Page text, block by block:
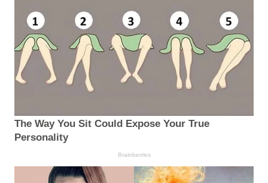
The Way You Sit Could Expose Your True
Personality
Brainberries